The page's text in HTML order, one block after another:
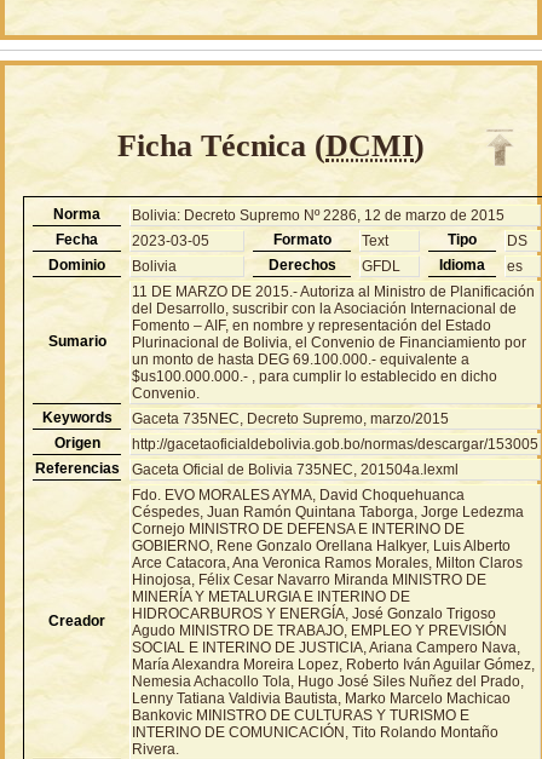
Ficha Técnica (DCMI)
Norma
Bolivia: Decreto Supremo Nº 2286, 12 de marzo de 2015
Fecha
2023-03-05 Formato Text Tipo
DS
Dominio
Bolivia Derechos GFDL Idioma es
Sumario
11 DE MARZO DE 2015.- Autoriza al Ministro de Planificación
del Desarrollo, suscribir con la Asociación Internacional de
Fomento – AIF, en nombre y representación del Estado
Plurinacional de Bolivia, el Convenio de Financiamiento por
un monto de hasta DEG 69.100.000.- equivalente a
$us100.000.000.- , para cumplir lo establecido en dicho
Convenio.
Keywords
Gaceta 735NEC, Decreto Supremo, marzo/2015
Origen
http://gacetaoficialdebolivia.gob.bo/normas/descargar/153005
Referencias
Gaceta Oficial de Bolivia 735NEC, 201504a.lexml
Creador
Fdo. EVO MORALES AYMA, David Choquehuanca
Céspedes, Juan Ramón Quintana Taborga, Jorge Ledezma
Cornejo MINISTRO DE DEFENSA E INTERINO DE
GOBIERNO, Rene Gonzalo Orellana Halkyer, Luis Alberto
Arce Catacora, Ana Veronica Ramos Morales, Milton Claros
Hinojosa, Félix Cesar Navarro Miranda MINISTRO DE
MINERÍA Y METALURGIA E INTERINO DE
HIDROCARBUROS Y ENERGÍA, José Gonzalo Trigoso
Agudo MINISTRO DE TRABAJO, EMPLEO Y PREVISIÓN
SOCIAL E INTERINO DE JUSTICIA, Ariana Campero Nava,
María Alexandra Moreira Lopez, Roberto Iván Aguilar Gómez,
Nemesia Achacollo Tola, Hugo José Siles Nuñez del Prado,
Lenny Tatiana Valdivia Bautista, Marko Marcelo Machicao
Bankovic MINISTRO DE CULTURAS Y TURISMO E
INTERINO DE COMUNICACIÓN, Tito Rolando Montaño
Rivera.